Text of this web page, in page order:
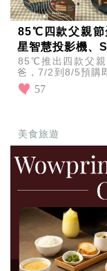
85℃四款父親節
星智慧投影機、
85℃推出四款父親
爸，7/2到8/5預購
投影機、任天堂
57
美食旅遊